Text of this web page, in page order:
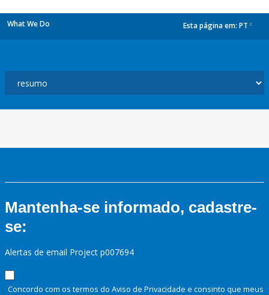
What We Do Esta página em: PT
Mantenha-se informado, cadastre-
se:
Alertas de email Project p007694
Concordo com os termos do Aviso de Privacidade e consinto que meus